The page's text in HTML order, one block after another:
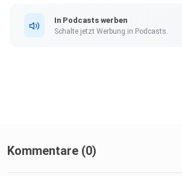
In Podcasts werben
Schalte jetzt Werbung in Podcasts.
Kommentare (0)